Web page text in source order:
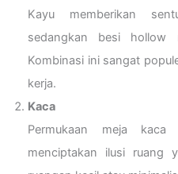
Kayu memberikan
sedangkan besi hollow
Kombinasi ini sangat
kerja.
Kaca
Permukaan meja
menciptakan ilusi ruang